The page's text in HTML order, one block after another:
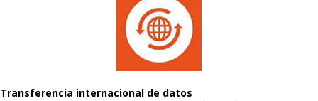
Transferencia internacional de datos